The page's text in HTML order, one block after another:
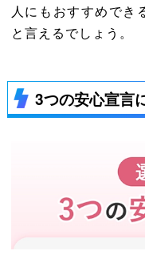
人にもおすすめでき
と言えるでしょう。
3つの安心宣言